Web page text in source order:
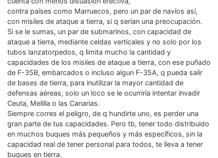
contra países como Marruecos, pero un par de navíos así,
con misiles de ataque a tierra, si q serían una preocupación.
Si se le sumas, un par de submarinos, con capacidad de
ataque a tierra, mediante celdas verticales y no solo por los
tubos lanzatorpedos, q limita mucho la cantidad y
capacidades de los misiles de ataque a tierra, con ese puñado
de F-35B, embarcados o incluso algun F-35A, q pueda salir
de bases de tierra, para inutilizar la mayor cantidad de
defensas aéreas, solo un loco se le ocurriría intentar invadir
Ceuta, Melilla o las Canarias.
Siempre corres el peligro, de q hundirte uno, es perder una
gran parte de tus capacidades. Pero tb, tener todo distribuido
en muchos buques más pequeños y más específicos, sin la
capacidad real de tener personal para todos, te lleva a tener
buques en tierra.